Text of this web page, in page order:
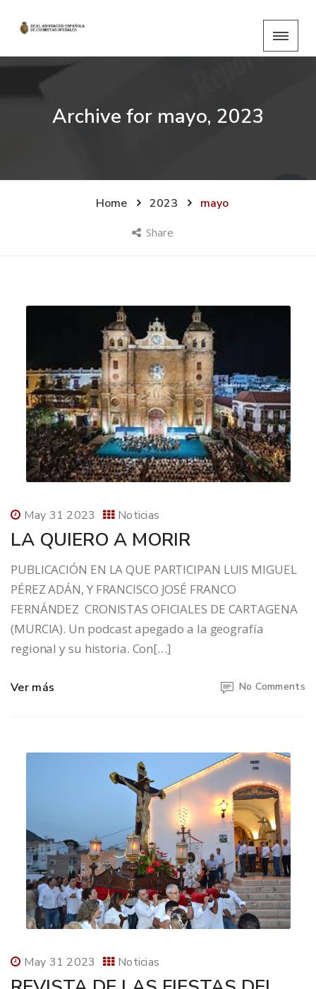
Archive for mayo, 2023
Home 2023 mayo
Share
May 31 2023 Noticias
LA QUIERO A MORIR
PUBLICACIÓN EN LA QUE PARTICIPAN LUIS MIGUEL
PÉREZ ADÁN, Y FRANCISCO JOSÉ FRANCO
FERNÁNDEZ CRONISTAS OFICIALES DE CARTAGENA
(MURCIA). Un podcast apegado a la geografía
regional y su historia. Con[…]
Ver más No Comments
May 31 2023 Noticias